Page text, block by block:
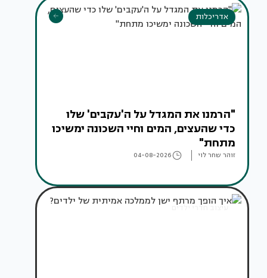
אדריכלות
"הרמנו את המגדל על ה'עקבים' שלו
כדי שהעצים, המים וחיי השכונה ימשיכו
מתחת"
זוהר שחר לוי 04-08-2026
עיצוב חדרי ילדים